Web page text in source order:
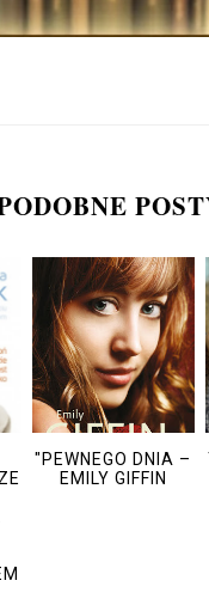
"PEWNEGO DNIA –
EMILY GIFFIN